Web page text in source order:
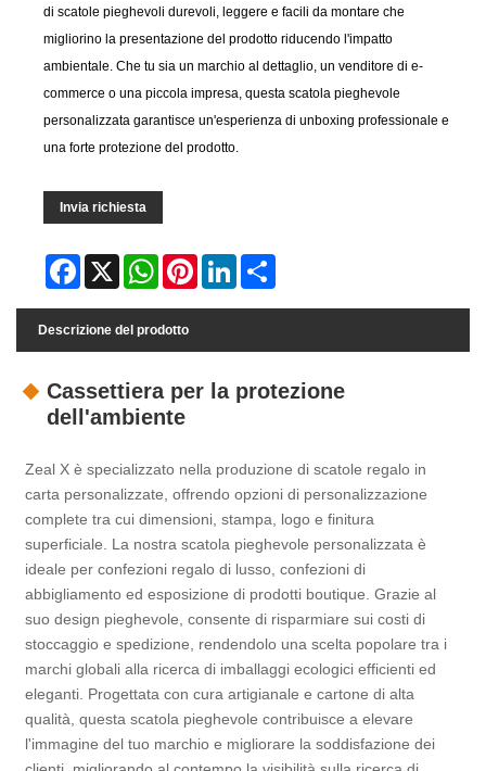
di scatole pieghevoli durevoli, leggere e facili da montare che
migliorino la presentazione del prodotto riducendo l'impatto
ambientale. Che tu sia un marchio al dettaglio, un venditore di e-
commerce o una piccola impresa, questa scatola pieghevole
personalizzata garantisce un'esperienza di unboxing professionale e
una forte protezione del prodotto.
Invia richiesta
Facebook
X WhatsAppPinterestLinkedIn
Descrizione del prodotto
Cassettiera per la protezione
dell'ambiente
Zeal X è specializzato nella produzione di scatole regalo in
carta personalizzate, offrendo opzioni di personalizzazione
complete tra cui dimensioni, stampa, logo e finitura
superficiale. La nostra scatola pieghevole personalizzata è
ideale per confezioni regalo di lusso, confezioni di
abbigliamento ed esposizione di prodotti boutique. Grazie al
suo design pieghevole, consente di risparmiare sui costi di
stoccaggio e spedizione, rendendolo una scelta popolare tra i
marchi globali alla ricerca di imballaggi ecologici efficienti ed
eleganti. Progettata con cura artigianale e cartone di alta
qualità, questa scatola pieghevole contribuisce a elevare
l'immagine del tuo marchio e migliorare la soddisfazione dei